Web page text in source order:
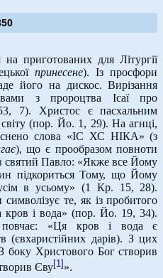
приготованих для Літургії
принесене). Із просфори
його на дискос. Вирізання
з пророцтва Ісаї про
7). Христос є пасхальним
(пор. Йо. 1, 29). На агнці,
слова «ІС ХС НІКА» (з
), що є прообразом повноти
святий Павло: «Якже все Йому
підкориться Тому, що Йому
в усьому» (1 Кр. 15, 28).
те, як із пробитого
кров і вода» (пор. Йо. 19, 34).
повчає: «Ця кров і вода є
(євхаристійних дарів). З цих
Христового Бог створив
Єву[1] ».